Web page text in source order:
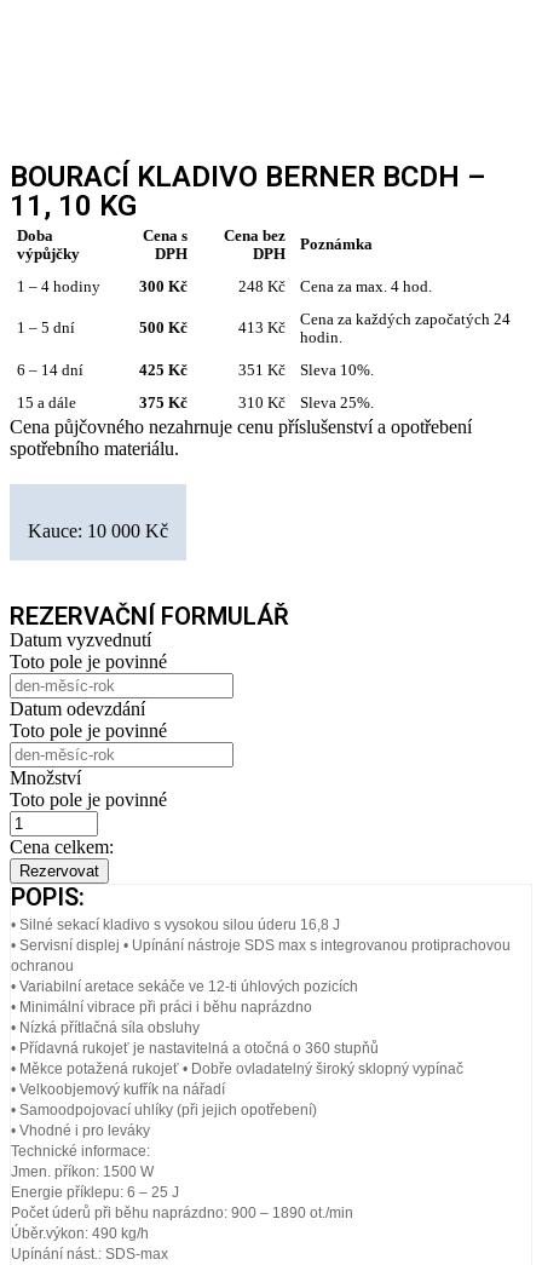
BOURACÍ KLADIVO BERNER BCDH –
11, 10 KG
Doba
výpůjčky
Cena s
DPH
Cena bez
DPH
Poznámka
1 – 4 hodiny 300 Kč 248 Kč Cena za max. 4 hod.
1 – 5 dní 500 Kč 413 Kč
Cena za každých započatých 24
hodin.
6 – 14 dní
425 Kč 351 Kč
Sleva 10%.
15 a dále
375 Kč 310 Kč Sleva 25%.
Cena půjčovného nezahrnuje cenu příslušenství a opotřebení
spotřebního materiálu.
Kauce: 10 000 Kč
REZERVAČNÍ FORMULÁŘ
Datum vyzvednutí
Toto pole je povinné
Datum odevzdání
Toto pole je povinné
Množství
Toto pole je povinné
Cena celkem:
Rezervovat
POPIS:
• Silné sekací kladivo s vysokou silou úderu 16,8 J
• Servisní displej • Upínání nástroje SDS max s integrovanou protiprachovou
ochranou
• Variabilní aretace sekáče ve 12-ti úhlových pozicích
• Minimální vibrace při práci i běhu naprázdno
• Nízká přítlačná síla obsluhy
• Přídavná rukojeť je nastavitelná a otočná o 360 stupňů
• Měkce potažená rukojeť • Dobře ovladatelný široký sklopný vypínač
• Velkoobjemový kufřík na nářadí
• Samoodpojovací uhlíky (při jejich opotřebení)
• Vhodné i pro leváky
Technické informace:
Jmen. příkon: 1500 W
Energie příklepu: 6 – 25 J
Počet úderů při běhu naprázdno: 900 – 1890 ot./min
Úběr.výkon: 490 kg/h
Upínání nást.: SDS-max